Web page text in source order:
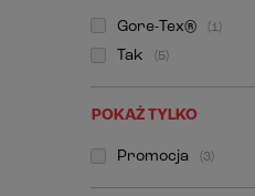
Gore-Tex® 1
Tak 5
POKAŻ TYLKO
Promocja 3